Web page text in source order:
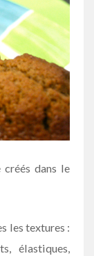
créés dans le
les textures :
élastiques,